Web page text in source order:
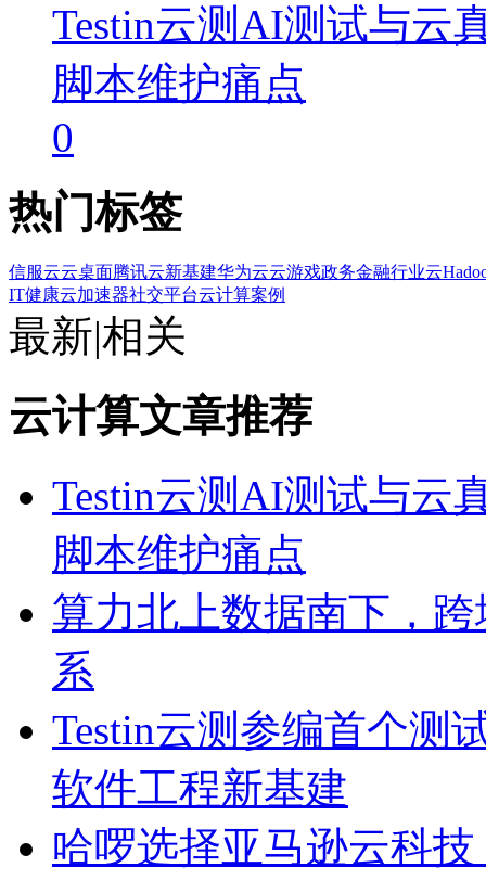
Testin云测AI测试与云
脚本维护痛点
0
热门标签
信服云云桌面腾讯云新基建华为云云游戏政务金融行业云
IT健康云加速器社交平台云计算案例
最新|相关
云计算文章推荐
Testin云测AI测试与云
脚本维护痛点
算力北上数据南下，
系
Testin云测参编首个测
软件工程新基建
哈啰选择亚马逊云科